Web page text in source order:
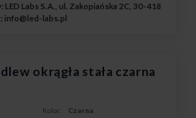
Labs S.A., ul. Zakopiańska 2C, 30-418
info@led-labs.pl
okrągła stała czarna
Kolor:
Czarna